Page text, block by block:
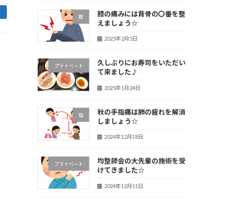
膝
膝の痛みには背骨の〇番を整
えましょう☆
2025年2月5日
プライベート
久しぶりにお寿司をいただい
て来ました♪
2025年1月24日
指
秋の手指痛は肺の疲れを解消
しましょう☆
2024年12月18日
プライベート
均整師会の大先輩の施術を受
けてきました☆
2024年12月11日